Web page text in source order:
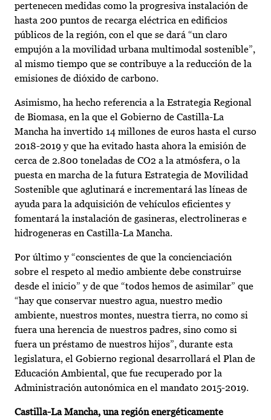
pertenecen medidas como la progresiva instalación de
hasta 200 puntos de recarga eléctrica en edificios
públicos de la región, con el que se dará “un claro
empujón a la movilidad urbana multimodal sostenible”,
al mismo tiempo que se contribuye a la reducción de la
emisiones de dióxido de carbono.
Asimismo, ha hecho referencia a la Estrategia Regional
de Biomasa, en la que el Gobierno de Castilla-La
Mancha ha invertido 14 millones de euros hasta el curso
2018-2019 y que ha evitado hasta ahora la emisión de
cerca de 2.800 toneladas de CO2 a la atmósfera, o la
puesta en marcha de la futura Estrategia de Movilidad
Sostenible que aglutinará e incrementará las líneas de
ayuda para la adquisición de vehículos eficientes y
fomentará la instalación de gasineras, electrolineras e
hidrogeneras en Castilla-La Mancha.
Por último y “conscientes de que la concienciación
sobre el respeto al medio ambiente debe construirse
desde el inicio” y de que “todos hemos de asimilar” que
“hay que conservar nuestro agua, nuestro medio
ambiente, nuestros montes, nuestra tierra, no como si
fuera una herencia de nuestros padres, sino como si
fuera un préstamo de nuestros hijos”, durante esta
legislatura, el Gobierno regional desarrollará el Plan de
Educación Ambiental, que fue recuperado por la
Administración autonómica en el mandato 2015-2019.
Castilla-La Mancha, una región energéticamente